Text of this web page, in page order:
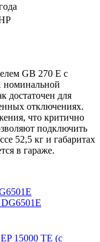
GB 270 E с
номинальной
достаточен для
отключениях.
что критично
подключить
52,5 кг и габаритах
в гараже.
15000 TE (с